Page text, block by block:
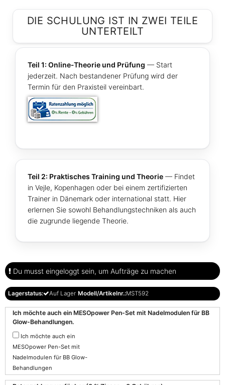
DIE SCHULUNG IST IN ZWEI TEILE
UNTERTEILT
Teil 1: Online‑Theorie und Prüfung — Start
jederzeit. Nach bestandener Prüfung wird der
Termin für den Praxisteil vereinbart.
Teil 2: Praktisches Training und Theorie — Findet
in Vejle, Kopenhagen oder bei einem zertifizierten
Trainer in Dänemark oder international statt. Hier
erlernen Sie sowohl Behandlungstechniken als auch
die zugrunde liegende Theorie.
Du musst eingeloggt sein, um Aufträge zu machen
Lagerstatus: Auf Lager Modell/Artikelnr.:MST592
Ich möchte auch ein MESOpower Pen-Set mit Nadelmodulen für BB
Glow-Behandlungen.
MESOpower Pen-Set mit
Nadelmodulen für BB Glow-
Behandlungen